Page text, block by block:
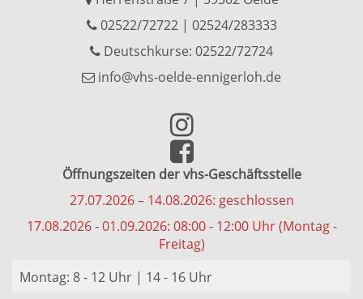
02522/72722| 02524/283333
Deutschkurse: 02522/72724
info@vhs-oelde-ennigerloh.de
Öffnungszeiten der vhs-Geschäftsstelle
27.07.2026 – 14.08.2026: geschlossen
17.08.2026 - 01.09.2026: 08:00 - 12:00 Uhr (Montag -
Freitag)
Montag: 8 - 12 Uhr | 14 - 16 Uhr